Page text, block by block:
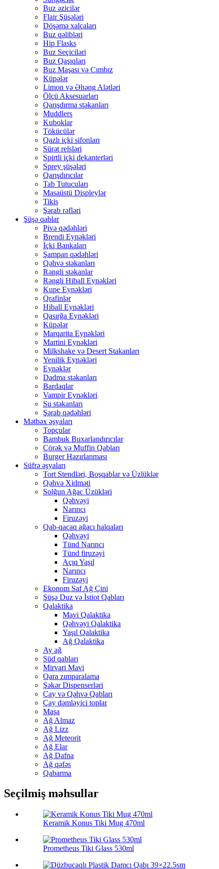
Buz əzicilər
Flair Şüşələri
Döşəmə xalçaları
Buz qəlibləri
Hip Flasks
Buz Seçiciləri
Buz Qaşıqları
Buz Maşası və Cımbız
Küpələr
Limon və Əhəng Alətləri
Ölçü Aksesuarları
Qarışdırma stəkanları
Muddlers
Kuboklar
Tökücülər
Qazlı içki sifonları
Sürət relsləri
Spirtli içki dekanterləri
Sprey şüşələri
Qarışdırıcılar
Tab Tutucuları
Masaüstü Displeylər
Tikis
Şərab rəfləri
Şüşə qablar
Pivə qədəhləri
Brendi Eynəkləri
İçki Bankaları
Şampan qədəhləri
Qəhvə stəkanları
Rəngli stəkanlar
Rəngli Hiball Eynəkləri
Kupe Eynəkləri
Qrafinlər
Hiball Eynəkləri
Qasırğa Eynəkləri
Küpələr
Marqarita Eynəkləri
Martini Eynəkləri
Milkshake və Desert Stakanları
Yenilik Eynəkləri
Eynəklər
Dadma stəkanları
Bardaqlar
Vampir Eynəkləri
Su stəkanları
Şərab qədəhləri
Mətbəx əşyaları
Topçular
Bambuk Buxarlandırıcılar
Çörək və Muffin Qabları
Burger Hazırlanması
Süfrə əşyaları
Tort Stendləri, Boşqablar və Üzlüklər
Qəhvə Xidməti
Solğun Ağac Üzükləri
Qəhvəyi
Narıncı
Firuzəyi
Qab-qacaq ağacı halqaları
Qəhvəyi
Tünd Narıncı
Tünd firuzəyi
Açıq Yaşıl
Narıncı
Firuzəyi
Ekonom Saf Ağ Çini
Şüşə Duz və İstiot Qabları
Qalaktika
Mavi Qalaktika
Qəhvəyi Qalaktika
Yaşıl Qalaktika
Ağ Qalaktika
Ay ağ
Süd qabları
Mirvari Mavi
Qara zımparalama
Şəkər Dispenserləri
Çay və Qəhvə Qabları
Çay dəmləyici toplar
Maşa
Ağ Almaz
Ağ Lizz
Ağ Meteorit
Ağ Elar
Ağ Dafna
Ağ qəfəs
Qabarma
Seçilmiş məhsullar
Keramik Konus Tiki Mug 470ml
Prometheus Tiki Glass 530ml